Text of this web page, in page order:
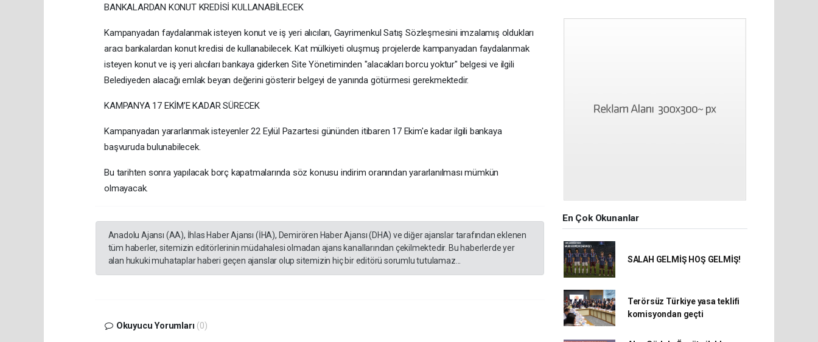
BANKALARDAN KONUT KREDİSİ KULLANABİLECEK
Kampanyadan faydalanmak isteyen konut ve iş yeri alıcıları, Gayrimenkul Satış Sözleşmesini imzalamış oldukları
aracı bankalardan konut kredisi de kullanabilecek. Kat mülkiyeti oluşmuş projelerde kampanyadan faydalanmak
isteyen konut ve iş yeri alıcıları bankaya giderken Site Yönetiminden "alacakları borcu yoktur" belgesi ve ilgili
Belediyeden alacağı emlak beyan değerini gösterir belgeyi de yanında götürmesi gerekmektedir.
KAMPANYA 17 EKİM’E KADAR SÜRECEK
Kampanyadan yararlanmak isteyenler 22 Eylül Pazartesi gününden itibaren 17 Ekim'e kadar ilgili bankaya
başvuruda bulunabilecek.
Bu tarihten sonra yapılacak borç kapatmalarında söz konusu indirim oranından yararlanılması mümkün
olmayacak.
Anadolu Ajansı (AA), İhlas Haber Ajansı (İHA), Demirören Haber Ajansı (DHA) ve diğer ajanslar tarafından eklenen
tüm haberler, sitemizin editörlerinin müdahalesi olmadan ajans kanallarından çekilmektedir. Bu haberlerde yer
alan hukuki muhataplar haberi geçen ajanslar olup sitemizin hiç bir editörü sorumlu tutulamaz...
Okuyucu Yorumları (0)
En Çok Okunanlar
SALAH GELMİŞ HOŞ GELMİŞ!
Terörsüz Türkiye yasa teklifi
komisyondan geçti